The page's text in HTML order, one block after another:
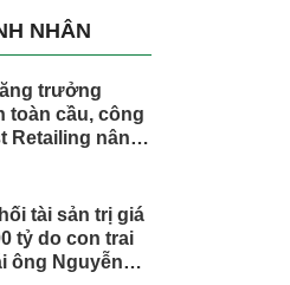
NHÂN
trưởng
toàn cầu, công
Retailing nâng
tài sản trị giá
tỷ do con trai
ông Nguyễn